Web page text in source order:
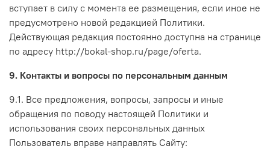
вступает в силу с момента ее размещения, если иное не
предусмотрено новой редакцией Политики.
Действующая редакция постоянно доступна на странице
по адресу http://bokal-shop.ru/page/oferta.
9. Контакты и вопросы по персональным данным
9.1. Все предложения, вопросы, запросы и иные
обращения по поводу настоящей Политики и
использования своих персональных данных
Пользователь вправе направлять Сайту: